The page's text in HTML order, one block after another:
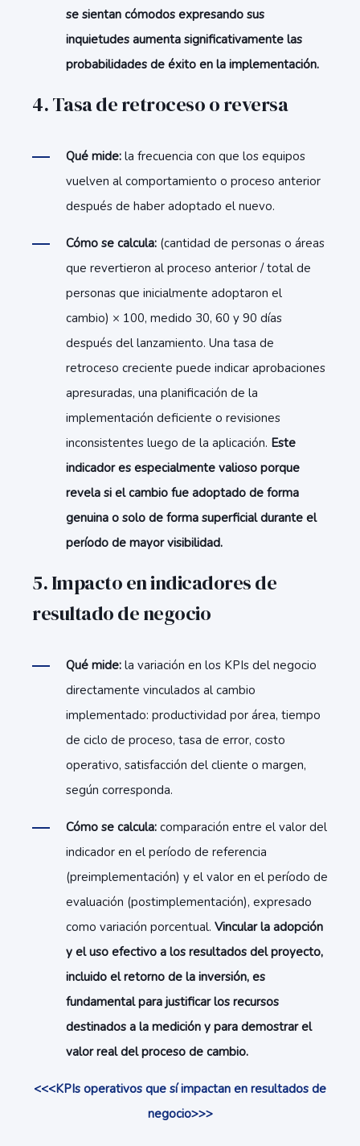
se sientan cómodos expresando sus
inquietudes aumenta significativamente las
probabilidades de éxito en la implementación.
4. Tasa de retroceso o reversa
Qué mide: la frecuencia con que los equipos
vuelven al comportamiento o proceso anterior
después de haber adoptado el nuevo.
Cómo se calcula: (cantidad de personas o áreas
que revertieron al proceso anterior / total de
personas que inicialmente adoptaron el
cambio) × 100, medido 30, 60 y 90 días
después del lanzamiento. Una tasa de
retroceso creciente puede indicar aprobaciones
apresuradas, una planificación de la
implementación deficiente o revisiones
inconsistentes luego de la aplicación. Este
indicador es especialmente valioso porque
revela si el cambio fue adoptado de forma
genuina o solo de forma superficial durante el
período de mayor visibilidad.
5. Impacto en indicadores de
resultado de negocio
Qué mide: la variación en los KPIs del negocio
directamente vinculados al cambio
implementado: productividad por área, tiempo
de ciclo de proceso, tasa de error, costo
operativo, satisfacción del cliente o margen,
según corresponda.
Cómo se calcula: comparación entre el valor del
indicador en el período de referencia
(preimplementación) y el valor en el período de
evaluación (postimplementación), expresado
como variación porcentual. Vincular la adopción
y el uso efectivo a los resultados del proyecto,
incluido el retorno de la inversión, es
fundamental para justificar los recursos
destinados a la medición y para demostrar el
valor real del proceso de cambio.
<<<KPIs operativos que sí impactan en resultados de
negocio>>>